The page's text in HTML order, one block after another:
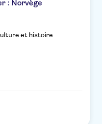
: Norvège
et histoire